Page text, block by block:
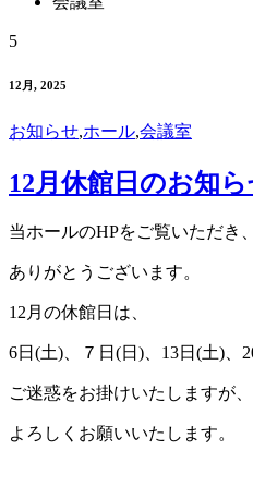
5
12月, 2025
お知らせ,ホール,会議室
12月休館日のお知ら
当ホールのHPをご覧いただき、
ありがとうございます。
12月の休館日は、
6日(土)、７日(日)、13日(土)、
ご迷惑をお掛けいたしますが、
よろしくお願いいたします。